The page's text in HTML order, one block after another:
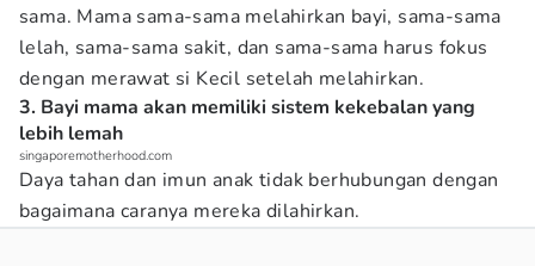
sama. Mama sama-sama melahirkan bayi, sama-sama
lelah, sama-sama sakit, dan sama-sama harus fokus
dengan merawat si Kecil setelah melahirkan.
3. Bayi mama akan memiliki sistem kekebalan yang
lebih lemah
singaporemotherhood.com
Daya tahan dan imun anak tidak berhubungan dengan
bagaimana caranya mereka dilahirkan.